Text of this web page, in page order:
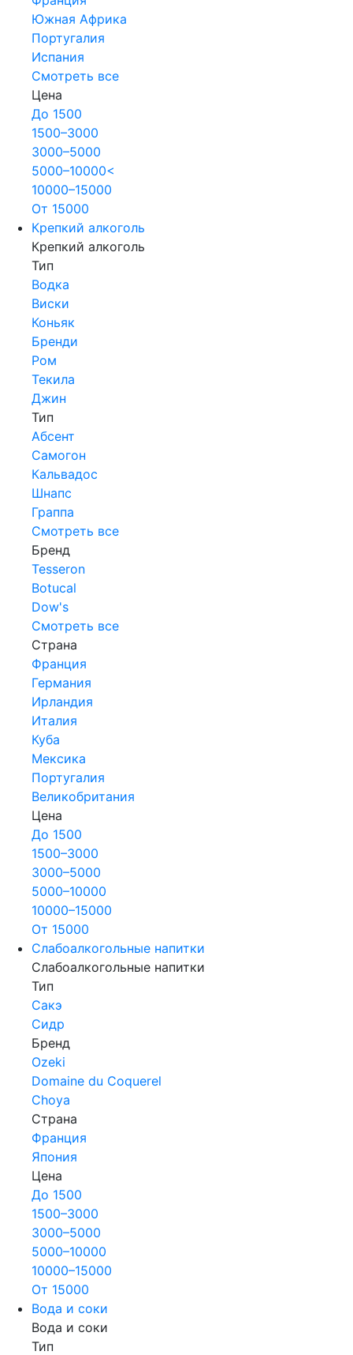
Южная Африка
Португалия
Испания
Смотреть все
Цена
До 1500
1500–3000
3000–5000
5000–10000<
10000–15000
От 15000
Крепкий алкоголь
Крепкий алкоголь
Тип
Водка
Виски
Коньяк
Бренди
Ром
Текила
Джин
Тип
Абсент
Самогон
Кальвадос
Шнапс
Граппа
Смотреть все
Бренд
Tesseron
Botucal
Dow's
Смотреть все
Страна
Франция
Германия
Ирландия
Италия
Куба
Мексика
Португалия
Великобритания
Цена
До 1500
1500–3000
3000–5000
5000–10000
10000–15000
От 15000
Слабоалкогольные напитки
Слабоалкогольные напитки
Тип
Сакэ
Сидр
Бренд
Ozeki
Domaine du Coquerel
Choya
Страна
Франция
Япония
Цена
До 1500
1500–3000
3000–5000
5000–10000
10000–15000
От 15000
Вода и соки
Вода и соки
Тип